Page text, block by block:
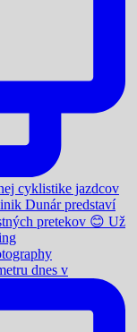
dnes v